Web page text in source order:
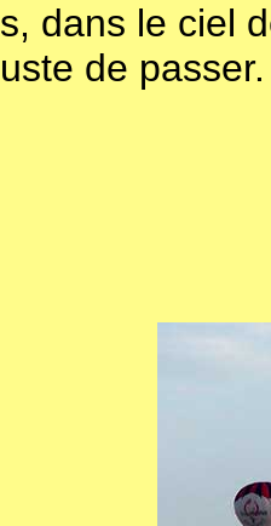
dans le ciel
de passer.